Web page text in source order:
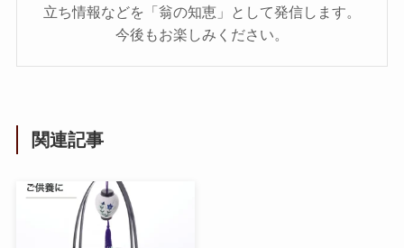
立ち情報などを「翁の知恵」として発信します。
今後もお楽しみください。
関連記事